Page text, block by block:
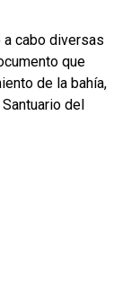
cabo diversas
que
de la bahía,
del